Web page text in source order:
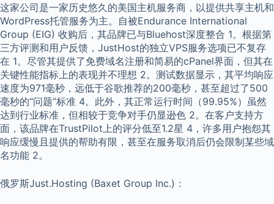
这家公司是一家历史悠久的美国主机服务商，以提供共享主机和
WordPress托管服务为主。自被Endurance International
Group (EIG) 收购后，其品牌已与Bluehost深度整合 1。根据第
三方评测和用户反馈，JustHost的独立VPS服务选项已不复存
在 1。尽管其提供了免费域名注册和简易的cPanel界面，但其在
关键性能指标上的表现并不理想 2。测试数据显示，其平均响应
速度为971毫秒，远低于谷歌推荐的200毫秒，甚至超过了500
毫秒的“问题”标准 4。此外，其正常运行时间（99.95%）虽然
达到行业标准，但相较于竞争对手仍显逊色 2。在客户支持方
面，该品牌在TrustPilot上的评分低至1.2星 4，许多用户抱怨其
响应缓慢且提供的帮助有限，甚至在服务取消后仍会限制某些域
名功能 2。
俄罗斯Just.Hosting (Baxet Group Inc.)：